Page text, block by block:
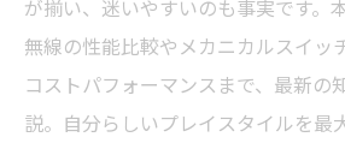
が揃い、迷いやすいのも事実です。
無線の性能比較やメカニカルスイッ
コストパフォーマンスまで、最新の
説。自分らしいプレイスタイルを最